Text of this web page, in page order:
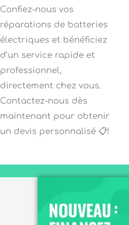
Confiez-nous vos
réparations de batteries
électriques et bénéficiez
d’un service rapide et
professionnel,
directement chez vous.
Contactez-nous dès
maintenant pour obtenir
un devis personnalisé 📋!